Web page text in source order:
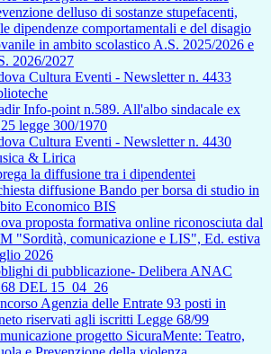
delluso di sostanze stupefacenti,
dipendenze comportamentali e del disagio
in ambito scolastico A.S. 2025/2026 e
2026/2027
Cultura Eventi - Newsletter n. 4433
Info-point n.589. All'albo sindacale ex
legge 300/1970
Cultura Eventi - Newsletter n. 4430
& Lirica
la diffusione tra i dipendentei
diffusione Bando per borsa di studio in
Economico BIS
proposta formativa online riconosciuta dal
"Sordità, comunicazione e LIS", Ed. estiva
2026
di pubblicazione- Delibera ANAC
DEL 15_04_26
Agenzia delle Entrate 93 posti in
riservati agli iscritti Legge 68/99
progetto SicuraMente: Teatro,